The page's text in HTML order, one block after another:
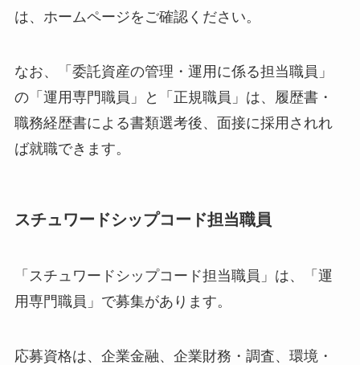
は、ホームページをご確認ください。
なお、「委託資産の管理・運用に係る担当職員」
の「運用専門職員」と「正規職員」は、履歴書・
職務経歴書による書類選考後、面接に採用されれ
ば就職できます。
スチュワードシップコード担当職員
「スチュワードシップコード担当職員」は、「運
用専門職員」で募集があります。
応募資格は、企業金融、企業財務・調査、環境・